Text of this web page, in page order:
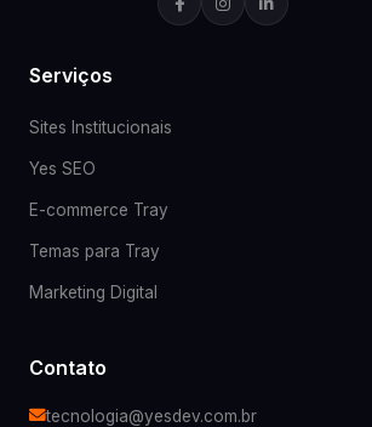
Serviços
Sites Institucionais
Yes SEO
E-commerce Tray
Temas para Tray
Marketing Digital
Contato
tecnologia@yesdev.com.br